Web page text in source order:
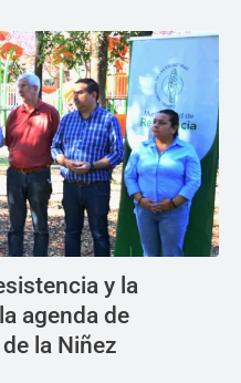
y la
agenda de
la Niñez